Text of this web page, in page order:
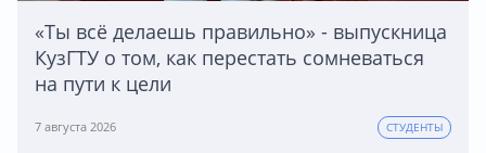
«Ты всё делаешь правильно» - выпускница
КузГТУ о том, как перестать сомневаться
на пути к цели
7 августа 2026 СТУДЕНТЫ